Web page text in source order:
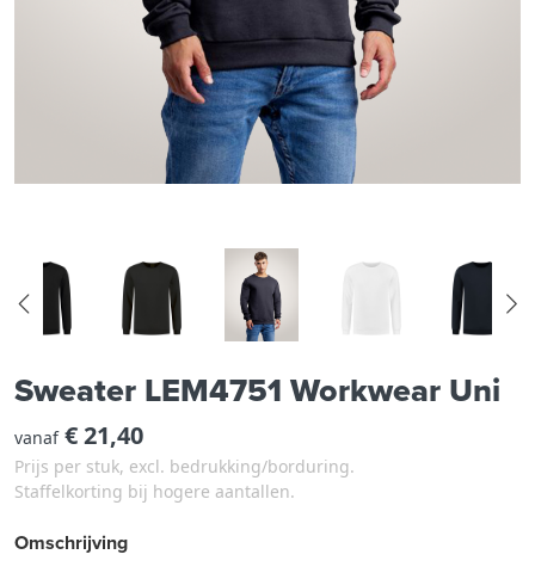
Sweater LEM4751 Workwear Uni
vanaf€ 21,40
Prijs per stuk, excl. bedrukking/borduring.
Staffelkorting bij hogere aantallen.
Omschrijving